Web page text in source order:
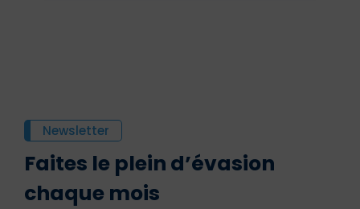
Newsletter
Faites le plein d’évasion
chaque mois